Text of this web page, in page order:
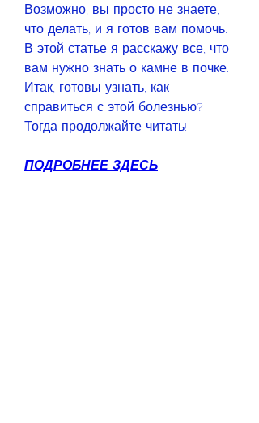
Возможно, вы просто не знаете,
что делать, и я готов вам помочь.
В этой статье я расскажу все, что
вам нужно знать о камне в почке.
Итак, готовы узнать, как
справиться с этой болезнью?
Тогда продолжайте читать!
ПОДРОБНЕЕ ЗДЕСЬ